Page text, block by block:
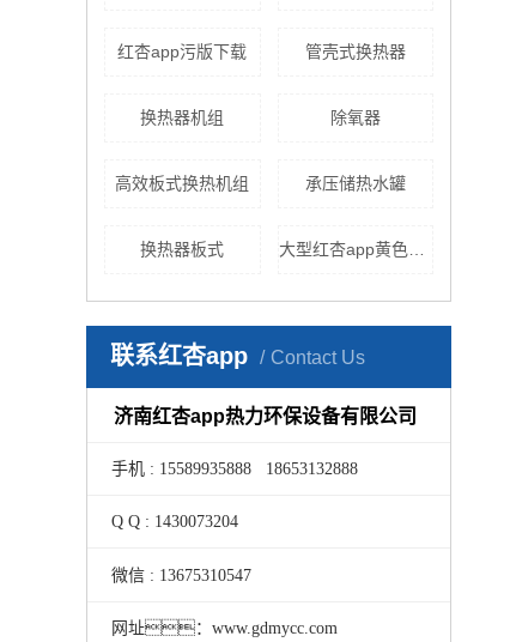
红杏app污版下载 管壳式换热器
换热器机组 除氧器
高效板式换热机组 承压储热水罐
换热器板式
联系红杏app Contact Us
济南红杏app热力环保设备有限公司
手机 : 15589935888 18653132888
Q Q : 1430073204
微信 : 13675310547
网址：www.gdmycc.com